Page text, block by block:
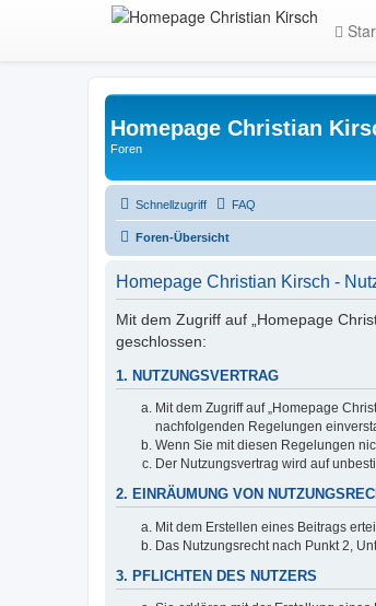
Homepage Christian
Foren
Schnellzugriff FAQ
Foren-Übersicht
Homepage Christian Kirsch -
Mit dem Zugriff auf „Homepage
geschlossen:
1. NUTZUNGSVERTRAG
Mit dem Zugriff auf „Homepage
nachfolgenden Regelungen
Wenn Sie mit diesen Regelungen
Der Nutzungsvertrag wird auf
2. EINRÄUMUNG VON
Mit dem Erstellen eines Beitrags
Das Nutzungsrecht nach Punkt 2,
3. PFLICHTEN DES NUTZERS